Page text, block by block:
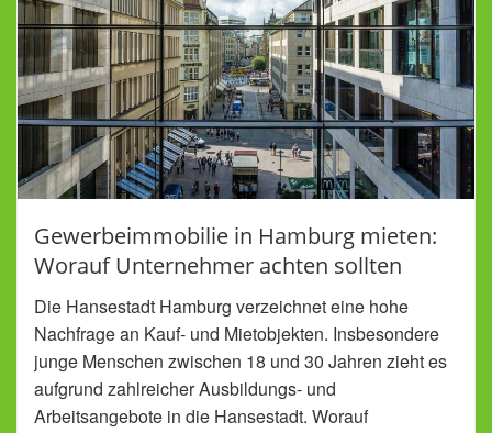
Gewerbeimmobilie in Hamburg mieten:
Worauf Unternehmer achten sollten
Die Hansestadt Hamburg verzeichnet eine hohe
Nachfrage an Kauf- und Mietobjekten. Insbesondere
junge Menschen zwischen 18 und 30 Jahren zieht es
aufgrund zahlreicher Ausbildungs- und
Arbeitsangebote in die Hansestadt. Worauf